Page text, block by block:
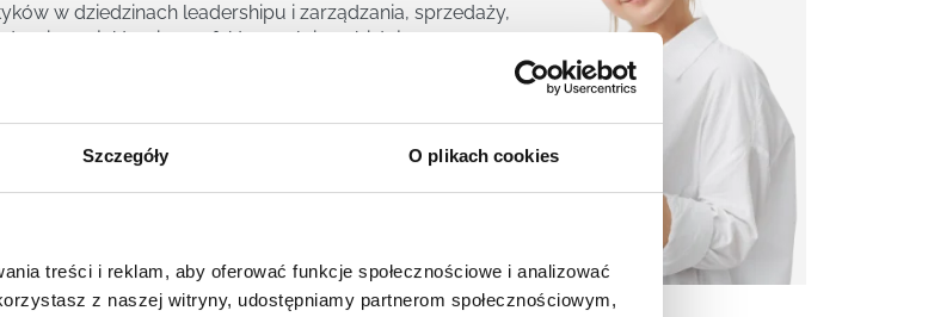
Szczegóły O plikach cookies
treści i reklam, aby oferować funkcje społecznościowe i analizować
z naszej witryny, udostępniamy partnerom społecznościowym,
w dziedzinach leadershipu i zarządzania, sprzedaży,
projektami czy efektywności osobistej.
14h nagrań raportów w wersji audiobook